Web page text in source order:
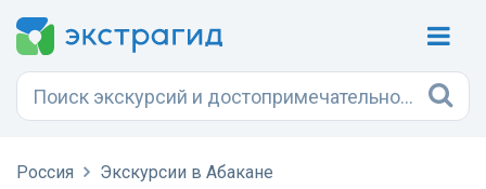
Россия Экскурсии в Абакане